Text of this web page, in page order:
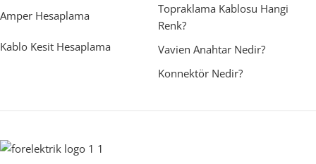
Amper Hesaplama
Kablo Kesit Hesaplama
Topraklama Kablosu Hangi
Renk?
Vavien Anahtar Nedir?
Konnektör Nedir?